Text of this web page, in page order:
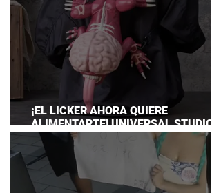
¡EL LICKER AHORA QUIERE
ALIMENTARTE! UNIVERSAL STUDIOS
JAPAN PRESENTA SU TERRORÍFICA
COLECCIÓN DE RESIDENT EVIL